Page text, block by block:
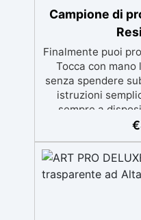
Campione di
Finalmente puoi
Tocca con
senza spendere
istruzioni
sempre a
RICOPRE 1m² la
non è presente il
protettivo ✅ Per
primer
€